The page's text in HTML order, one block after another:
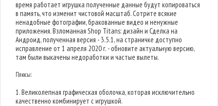
время работает игрушка полученные данные будут копироваться
в память, что изменит чистовой масштаб. Сотрите всякие
ненадобные фотографии, бракованные видео и ненужные
приложения. Взломанная Shop Titans: дизайн и Сделка на
Андроид, полученная версия - 3.5.1, на страничке доступно
исправление от 1 апреля 2020 г. - обновите актуальную версию,
там были выкачены недоработки и частые вылеты.
Плюсы:
1. Великолепная графическая оболочка, которая исключительно
качественно комбинирует с игрушкой.